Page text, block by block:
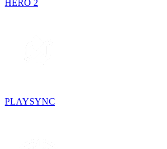
HERO 2
PLAYSYNC